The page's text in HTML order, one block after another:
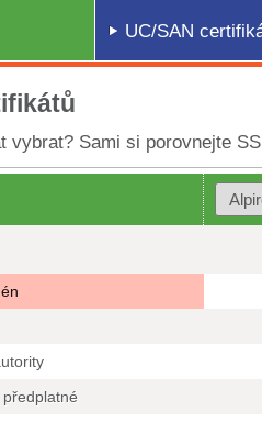
UC/SAN
vybrat? Sami si porovnejte